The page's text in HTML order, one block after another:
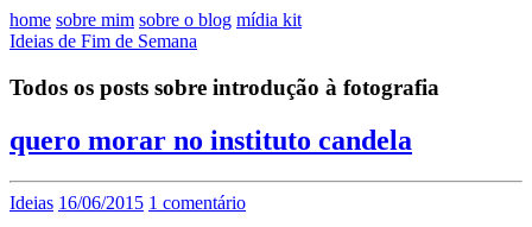
home sobre mim sobre o blog mídia kit
Ideias de Fim de Semana
Todos os posts sobre introdução à fotografia
quero morar no instituto candela
Ideias 16/06/2015 1 comentário